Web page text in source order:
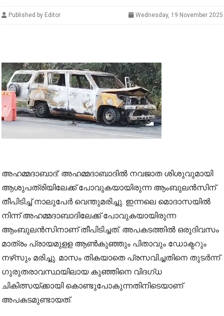
Published by Editor Wednesday, 19 November 2025
അഹമ്മദാബാദ്: അഹമ്മദാബാദില്‍ നവജാത ശിശുവുമായി
ആശുപത്രിയിലേക്ക് പോവുകയായിരുന്ന ആംബുലന്‍സിന്
തീപിടിച്ച് നാലുപേര്‍ വെന്തുമരിച്ചു. ഇന്നലെ മൊദാസയില്‍
നിന്ന് അഹമ്മദാബാദിലേക്ക് പോവുകയായിരുന്ന
ആംബുലന്‍സിനാണ് തീപിടിച്ചത്. അപകടത്തില്‍ ഒരുദിവസം
മാത്രം പ്രായമുളള ആണ്‍കുഞ്ഞും പിതാവും ഡോക്ടറും
നഴ്‌സും മരിച്ചു. മാസം തികയാതെ പ്രസവിച്ചതിനെ തുടര്‍ന്ന്
ഗുരുതരാവസ്ഥയിലായ കുഞ്ഞിനെ വിദഗ്ധ
ചികിത്സയ്ക്കായി കൊണ്ടുപോകുന്നതിനിടെയാണ്
അപകടമുണ്ടായത്.